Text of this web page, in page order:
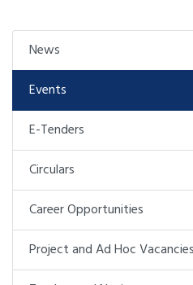
News
Events
E-Tenders
Circulars
Career Opportunities
Project and Ad Hoc Vacancies